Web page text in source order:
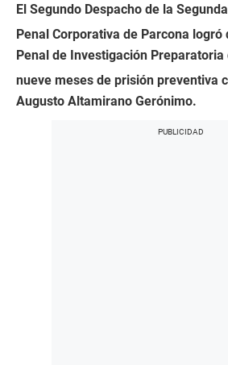
El Segundo Despacho de la Segunda
Penal Corporativa de Parcona logró
Penal de Investigación Preparatoria
nueve meses de prisión preventiva
Augusto Altamirano Gerónimo.